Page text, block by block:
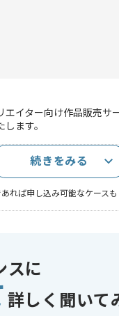
イター向け作品販売サ
ます。
れば申し込み可能なケース
ン・イベント
続きをみる
スに
詳しく聞いて